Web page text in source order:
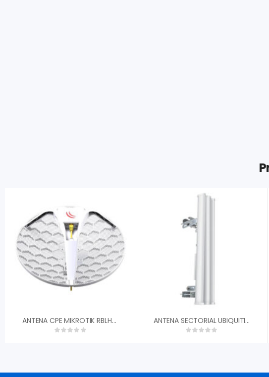
ANTENA CPE MIKROTIK RBLHG-5ND 24.5DBI 5GHZ PTP 316MW ROUTEROS L3 ANTENA SECTORIAL UBIQUITI 19 DBI 5.8 GHZ 120║ DUAL POLARIDAD AM-5G19-120